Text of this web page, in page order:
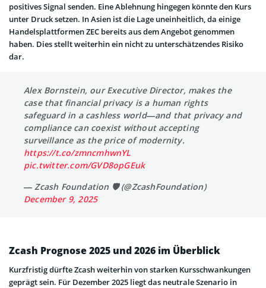
positives Signal senden. Eine Ablehnung hingegen könnte den Kurs
unter Druck setzen. In Asien ist die Lage uneinheitlich, da einige
Handelsplattformen ZEC bereits aus dem Angebot genommen
haben. Dies stellt weiterhin ein nicht zu unterschätzendes Risiko
dar.
Alex Bornstein, our Executive Director, makes the
case that financial privacy is a human rights
safeguard in a cashless world—and that privacy and
compliance can coexist without accepting
surveillance as the price of modernity.
https://t.co/zmncmhwnYL
pic.twitter.com/GVD8opGEuk
— Zcash Foundation 🛡️ (@ZcashFoundation)
December 9, 2025
Zcash Prognose 2025 und 2026 im Überblick
Kurzfristig dürfte Zcash weiterhin von starken Kursschwankungen
geprägt sein. Für Dezember 2025 liegt das neutrale Szenario in